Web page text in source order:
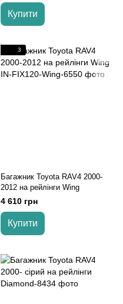
Купити
3
Багажник Toyota RAV4 2000-
2012 на рейлінги Wing
4 610 грн
Купити